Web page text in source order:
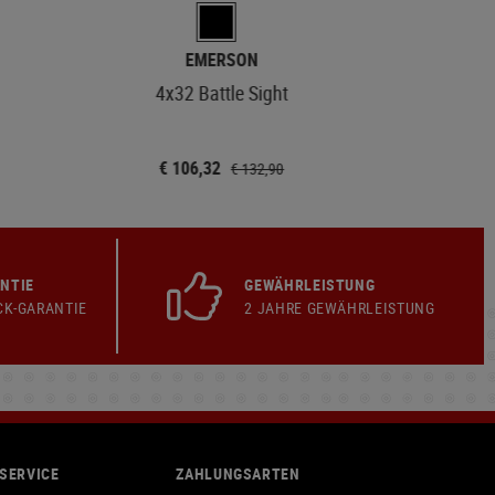
EMERSON
4x32 Battle Sight
€ 106,32 € 132,90
GARANTIE
GEWÄHRLEISTUNG
2 JAHRE GEWÄHRLEISTUNG
ZAHLUNGSARTEN